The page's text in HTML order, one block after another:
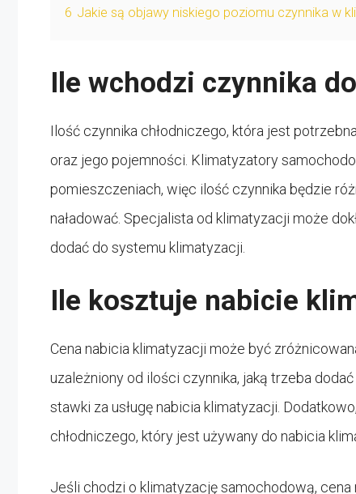
6 Jakie są objawy niskiego poziomu czynnika w
Ile wchodzi czynnika
Ilość czynnika chłodniczego, która jest
oraz jego pojemności. Klimatyzatory
pomieszczeniach, więc ilość czynnika będzie
naładować. Specjalista od klimatyzacji może
dodać do systemu klimatyzacji.
Ile kosztuje nabicie
Cena nabicia klimatyzacji może być
uzależniony od ilości czynnika, jaką trzeba
stawki za usługę nabicia klimatyzacji.
chłodniczego, który jest używany do nabicia
Jeśli chodzi o klimatyzację samochodową,